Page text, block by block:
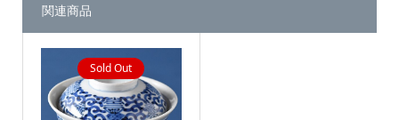
関連商品
Sold Out